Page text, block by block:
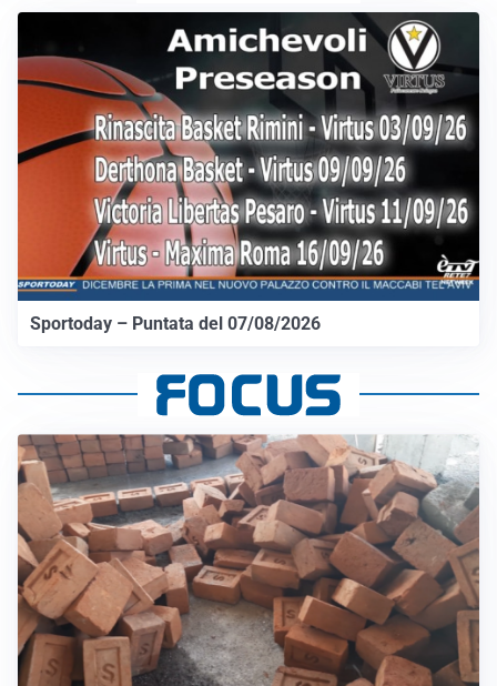
Sportoday – Puntata del 07/08/2026